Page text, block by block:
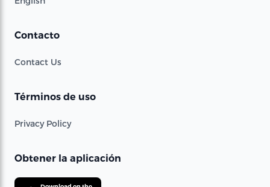
Contacto
Contact Us
Términos de uso
Privacy Policy
Obtener la aplicación